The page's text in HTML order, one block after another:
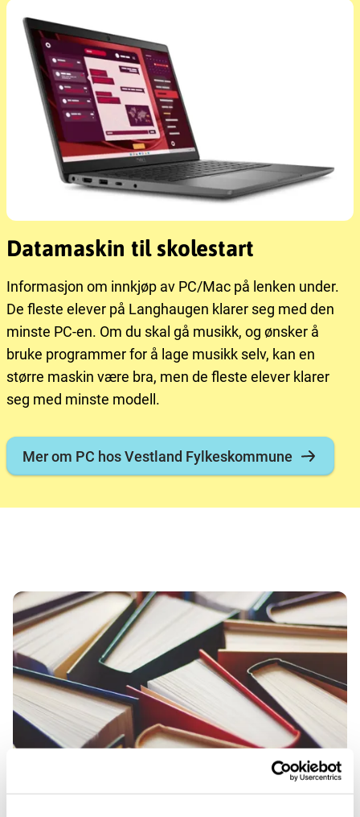
Datamaskin til skolestart
Informasjon om innkjøp av PC/Mac på lenken under.
De fleste elever på Langhaugen klarer seg med den
minste PC-en. Om du skal gå musikk, og ønsker å
bruke programmer for å lage musikk selv, kan en
større maskin være bra, men de fleste elever klarer
seg med minste modell.
Mer om PC hos Vestland Fylkeskommune